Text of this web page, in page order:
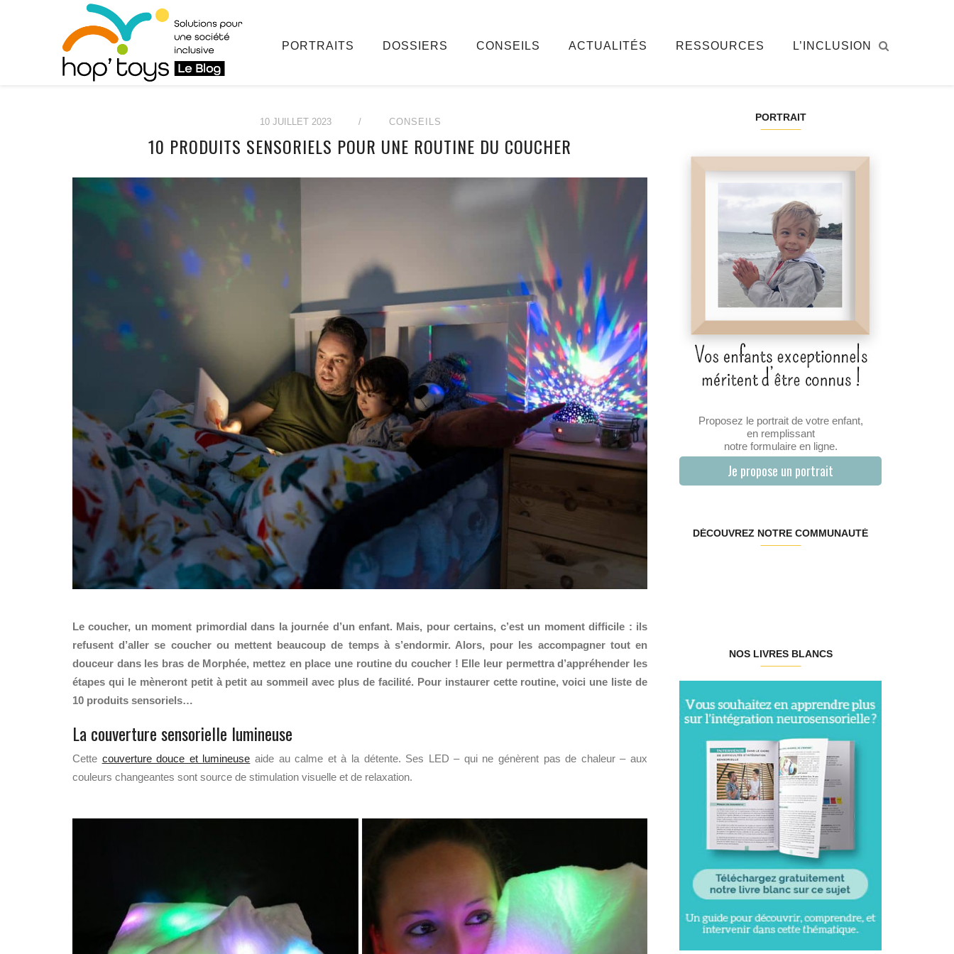
PORTRAITS DOSSIERS CONSEILS ACTUALITÉS RESSOURCES L’INCLUSION
10 JUILLET 2023 / CONSEILS
10 PRODUITS SENSORIELS POUR UNE ROUTINE DU COUCHER
Le coucher, un moment primordial dans la journée d’un enfant. Mais, pour certains, c’est un moment difficile : ils
refusent d’aller se coucher ou mettent beaucoup de temps à s’endormir. Alors, pour les accompagner tout en
douceur dans les bras de Morphée, mettez en place une routine du coucher ! Elle leur permettra d’appréhender les
étapes qui le mèneront petit à petit au sommeil avec plus de facilité. Pour instaurer cette routine, voici une liste de
10 produits sensoriels…
La couverture sensorielle lumineuse
Cette couverture douce et lumineuse aide au calme et à la détente. Ses LED – qui ne génèrent pas de chaleur – aux
couleurs changeantes sont source de stimulation visuelle et de relaxation.
PORTRAIT
Proposez le portrait de votre enfant,
en remplissant
notre formulaire en ligne.
Je propose un portrait
DÉCOUVREZ NOTRE COMMUNAUTÉ
NOS LIVRES BLANCS